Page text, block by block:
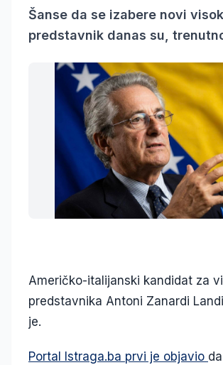
Šanse da se izabere novi
predstavnik danas su,
Američko-italijanski kandidat za
predstavnika Antoni Zanardi
je.
Portal Istraga.ba prvi je objavio